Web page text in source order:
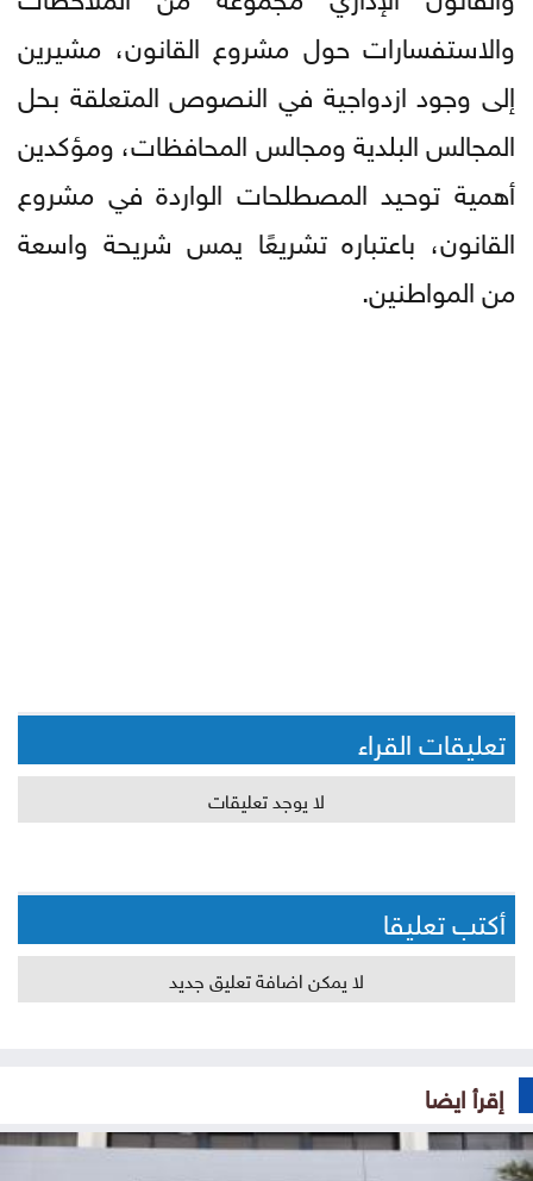
والاستفسارات حول مشروع القانون، مشيرين
إلى وجود ازدواجية في النصوص المتعلقة بحل
المجالس البلدية ومجالس المحافظات، ومؤكدين
أهمية توحيد المصطلحات الواردة في مشروع
القانون، باعتباره تشريعًا يمس شريحة واسعة
من المواطنين.
تعليقات القراء
لا يوجد تعليقات
أكتب تعليقا
لا يمكن اضافة تعليق جديد
إقرأ ايضا